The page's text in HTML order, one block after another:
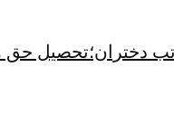
دختران؛تحصیل